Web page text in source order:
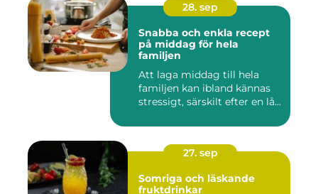
28. sep
Snabba och enkla recept
på middag för hela
familjen
Att laga middag till hela
familjen kan ibland kännas
stressigt, särskilt efter en lå...
27. sep
Somriga och läskande
fruktdrinkar